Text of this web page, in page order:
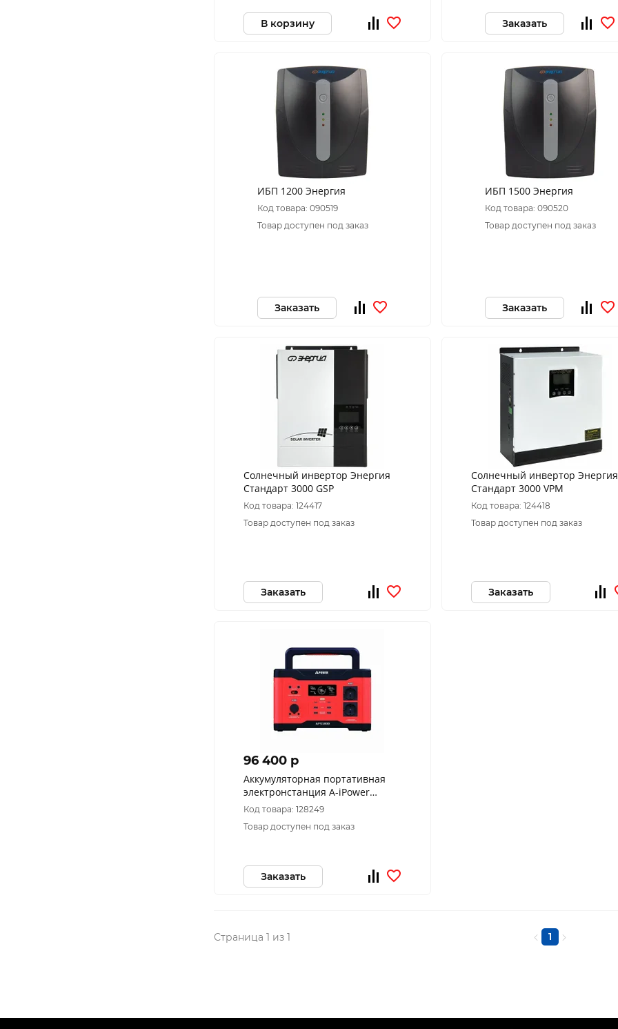
В корзину Заказать
ИБП 1200 Энергия
Код товара: 090519
Товар доступен под заказ
Заказать
ИБП 1500 Энергия
Код товара: 090520
Товар доступен под заказ
Заказать
Солнечный инвертор Энергия
Стандарт 3000 GSP
Код товара: 124417
Товар доступен под заказ
Заказать
Солнечный инвертор Энергия
Стандарт 3000 VPM
Код товара: 124418
Товар доступен под заказ
Заказать
96 400 p
Аккумуляторная портативная
электронстанция A-iPower
APS1800
Код товара: 128249
Товар доступен под заказ
Заказать
Страница 1 из 1 1